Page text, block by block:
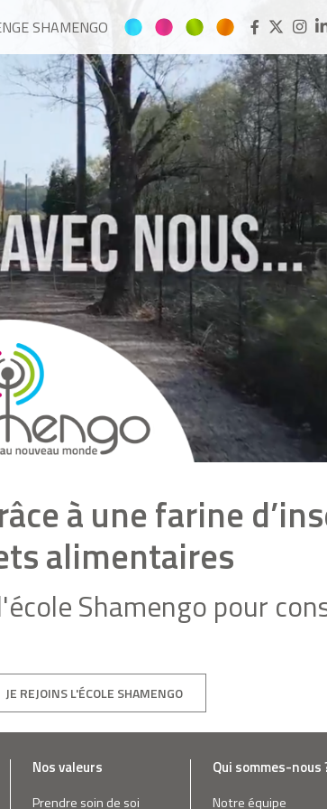
SHAMENGO
à une farine
alimentaires
Shamengo pour
JE REJOINS L'ÉCOLE SHAMENGO
Nos valeurs
Prendre soin de soi
Qui sommes-nous
Notre équipe